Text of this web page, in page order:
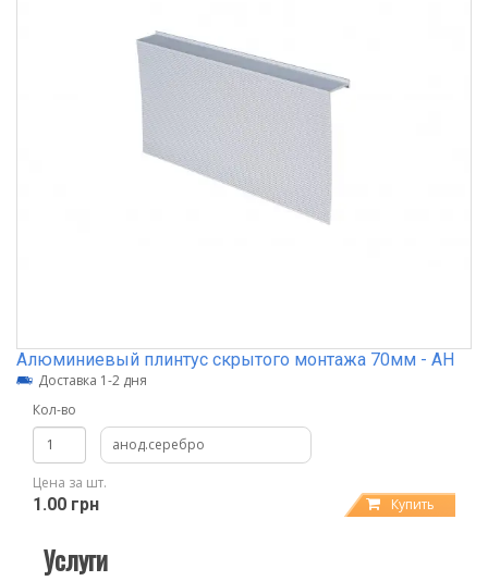
Алюминиевый плинтус скрытого монтажа 70мм - АН
Доставка 1-2 дня
Кол-во
анод.серебро
Цена за шт.
1.00 грн Купить
Услуги